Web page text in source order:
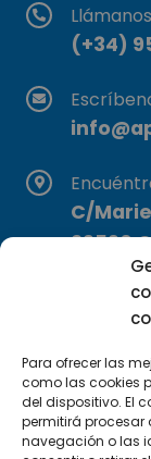
Para ofrecer las
como las cookies
del dispositivo. El
permitirá
navegación o las
Llámanos
(+34)
C/
29590